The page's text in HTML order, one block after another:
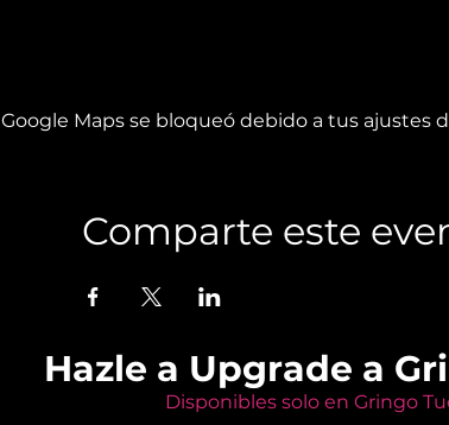
Google Maps se bloqueó debido a tus ajustes
Comparte este
Hazle a Upgrade a
Disponibles solo en Gringo